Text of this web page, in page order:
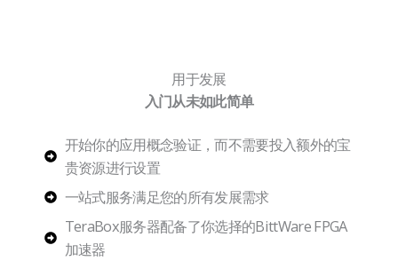
用于发展
入门从未如此简单
开始你的应用概念验证，而不需要投入额外的宝
贵资源进行设置
一站式服务满足您的所有发展需求
TeraBox服务器配备了你选择的BittWare FPGA
加速器